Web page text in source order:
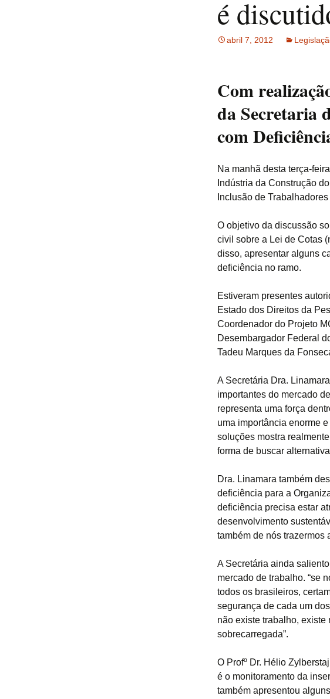
é
abril 7, 2012
Com
da Secretaria
com
Na manhã desta terça-
Indústria da Construção
Inclusão de
O objetivo da discussão
civil sobre a Lei de Cotas
disso, apresentar alguns
deficiência no ramo.
Estiveram presentes
Estado dos Direitos da
Coordenador do Projeto
Desembargador Federal
Tadeu Marques da
A Secretária Dra.
importantes do mercado
representa uma força
uma importância enorme
soluções mostra
forma de buscar
Dra. Linamara também
deficiência para a
deficiência precisa estar
desenvolvimento
também de nós trazermos
A Secretária ainda
mercado de trabalho. “se
todos os brasileiros,
segurança de cada um
não existe trabalho,
sobrecarregada”.
O Profº Dr. Hélio
é o monitoramento da
também apresentou